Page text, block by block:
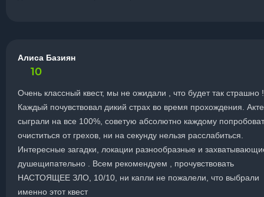
Алиса Базиян
10
Очень классный квест, мы не ожидали , что будет так страшно
Каждый почувствовал дикий страх во время прохождения.
сыграли на все 100%, советую абсолютно каждому
очиститься от грехов, ни на секунду нельзя расслабиться.
Интересные загадки, локации разнообразные и
душещипательно . Всем рекомендуем , прочувствовать
НАСТОЯЩЕЕ ЗЛО, 10/10, ни капли не пожалели, что выбрали
именно этот квест